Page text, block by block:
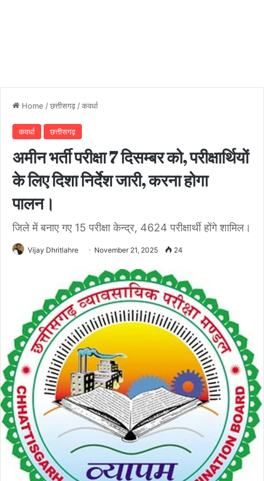
Home /छत्तीसगढ़ /कवर्धा
कवर्धा छत्तीसगढ़
अमीन भर्ती परीक्षा 7 दिसम्बर को, परीक्षार्थियों
के लिए दिशा निर्देश जारी, करना होगा
पालन।
जिले में बनाए गए 15 परीक्षा केन्द्र, 4624 परीक्षार्थी होंगे शामिल।
Vijay Dhritlahre November 21, 2025 24